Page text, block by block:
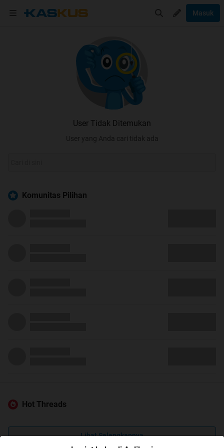
Masuk
User Tidak Ditemukan
User yang Anda cari tidak ada
Komunitas Pilihan
Hot Threads
Lihat Selengkapnya